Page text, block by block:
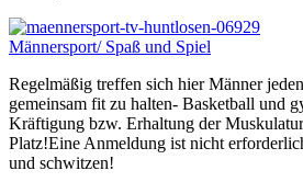
Männersport/ Spaß und Spiel
Regelmäßig treffen sich hier Männer
gemeinsam fit zu halten- Basketball und
Kräftigung bzw. Erhaltung der
Platz!Eine Anmeldung ist nicht
und schwitzen!